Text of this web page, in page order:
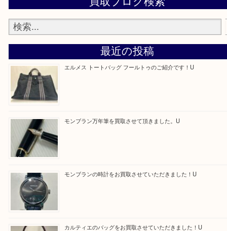
買取専門店 大吉 アル・プラザ京田辺店にお願いし
た。と思ってもらえるよう一点一点を丁寧に査定
だきます。
—お知らせ—
最後に当店では現在正社員を募集しておりますの
る方はお気軽にお問合せください！！
求人要項はここをクリック
Facebook
Twitter
Line